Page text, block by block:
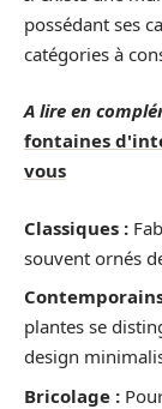
possédant ses
catégories à
A lire en
fontaines
vous
Classiques :
souvent ornés
plantes se
design
Bricolage :